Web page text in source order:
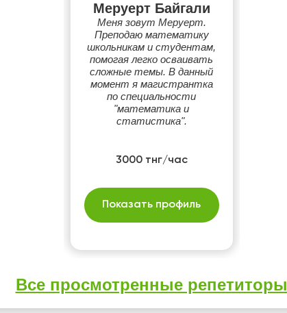
Меруерт Байгали
Меня зовут Меруерт.
Преподаю математику
школьникам и студентам,
помогая легко осваивать
сложные темы. В данный
момент я магистрантка
по специальности
"математика и
статистика".
3000 тнг/час
Показать профиль
Все просмотренные репетиторы